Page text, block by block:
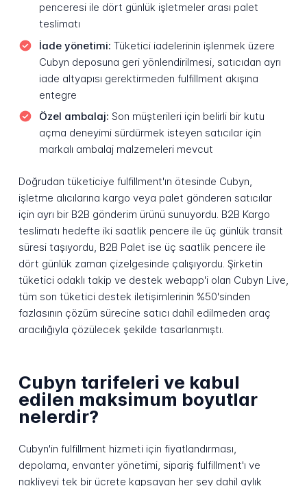
penceresi ile dört günlük işletmeler arası palet
teslimatı
İade yönetimi: Tüketici iadelerinin işlenmek üzere
Cubyn deposuna geri yönlendirilmesi, satıcıdan ayrı
iade altyapısı gerektirmeden fulfillment akışına
entegre
Özel ambalaj: Son müşterileri için belirli bir kutu
açma deneyimi sürdürmek isteyen satıcılar için
markalı ambalaj malzemeleri mevcut
Doğrudan tüketiciye fulfillment'ın ötesinde Cubyn,
işletme alıcılarına kargo veya palet gönderen satıcılar
için ayrı bir B2B gönderim ürünü sunuyordu. B2B Kargo
teslimatı hedefte iki saatlik pencere ile üç günlük transit
süresi taşıyordu, B2B Palet ise üç saatlik pencere ile
dört günlük zaman çizelgesinde çalışıyordu. Şirketin
tüketici odaklı takip ve destek webapp'i olan Cubyn Live,
tüm son tüketici destek iletişimlerinin %50'sinden
fazlasının çözüm sürecine satıcı dahil edilmeden araç
aracılığıyla çözülecek şekilde tasarlanmıştı.
Cubyn tarifeleri ve kabul
edilen maksimum boyutlar
nelerdir?
Cubyn'in fulfillment hizmeti için fiyatlandırması,
depolama, envanter yönetimi, sipariş fulfillment'ı ve
nakliyeyi tek bir ücrete kapsayan her şey dahil aylık